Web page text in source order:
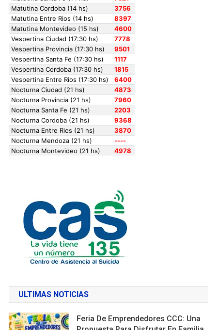
ULTIMAS NOTICIAS
Feria De Emprendedores CCC: Una